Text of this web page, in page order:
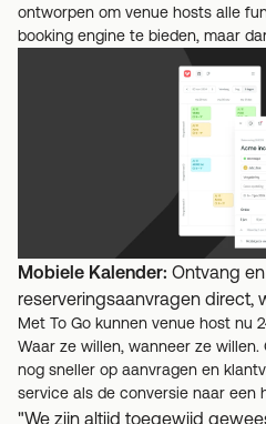
ontworpen om venue hosts alle
booking engine te bieden, maar
Mobiele Kalender: Ontvang
reserveringsaanvragen direct,
Met To Go kunnen venue host nu
Waar ze willen, wanneer ze
nog sneller op aanvragen en
service als de conversie naar een
"We zijn altijd toegewijd